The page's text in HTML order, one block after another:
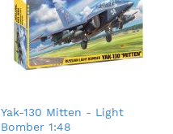
Yak-130 Mitten - Light
Bomber 1:48